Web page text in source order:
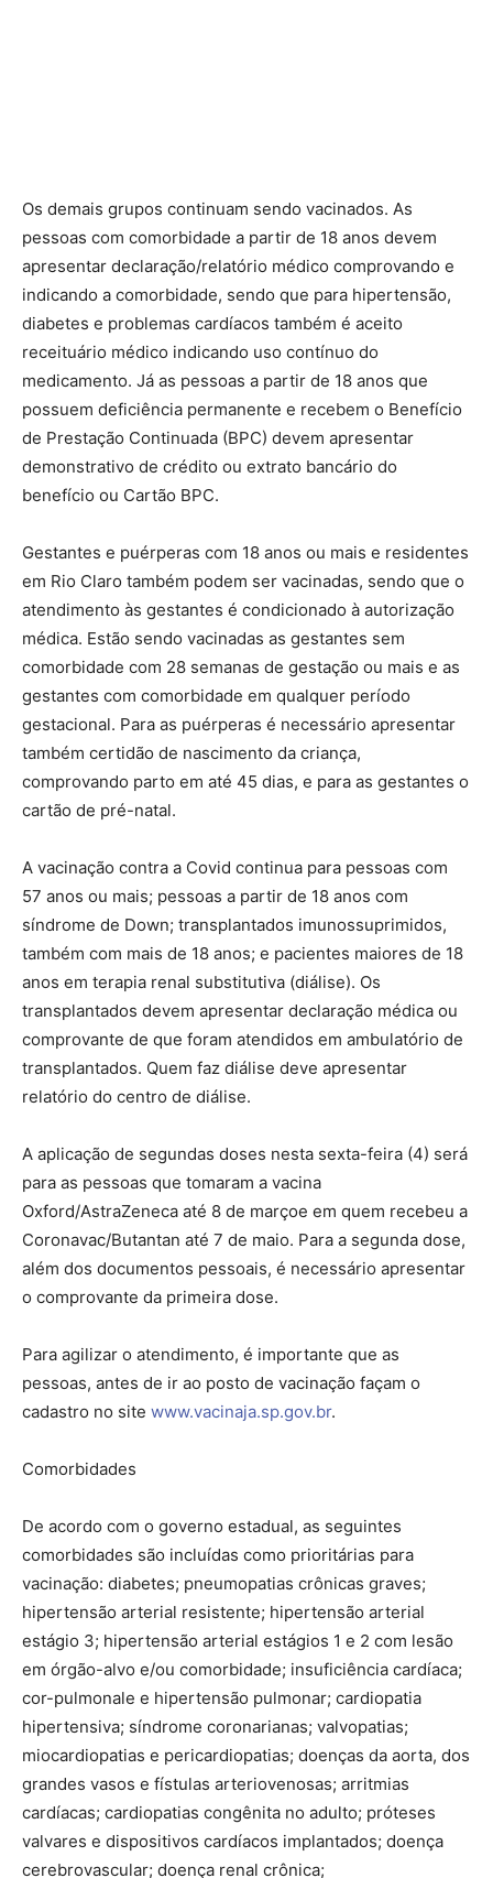
Os demais grupos continuam sendo vacinados. As
pessoas com comorbidade a partir de 18 anos devem
apresentar declaração/relatório médico comprovando e
indicando a comorbidade, sendo que para hipertensão,
diabetes e problemas cardíacos também é aceito
receituário médico indicando uso contínuo do
medicamento. Já as pessoas a partir de 18 anos que
possuem deficiência permanente e recebem o Benefício
de Prestação Continuada (BPC) devem apresentar
demonstrativo de crédito ou extrato bancário do
benefício ou Cartão BPC.
Gestantes e puérperas com 18 anos ou mais e residentes
em Rio Claro também podem ser vacinadas, sendo que o
atendimento às gestantes é condicionado à autorização
médica. Estão sendo vacinadas as gestantes sem
comorbidade com 28 semanas de gestação ou mais e as
gestantes com comorbidade em qualquer período
gestacional. Para as puérperas é necessário apresentar
também certidão de nascimento da criança,
comprovando parto em até 45 dias, e para as gestantes o
cartão de pré-natal.
A vacinação contra a Covid continua para pessoas com
57 anos ou mais; pessoas a partir de 18 anos com
síndrome de Down; transplantados imunossuprimidos,
também com mais de 18 anos; e pacientes maiores de 18
anos em terapia renal substitutiva (diálise). Os
transplantados devem apresentar declaração médica ou
comprovante de que foram atendidos em ambulatório de
transplantados. Quem faz diálise deve apresentar
relatório do centro de diálise.
A aplicação de segundas doses nesta sexta-feira (4) será
para as pessoas que tomaram a vacina
Oxford/AstraZeneca até 8 de marçoe em quem recebeu a
Coronavac/Butantan até 7 de maio. Para a segunda dose,
além dos documentos pessoais, é necessário apresentar
o comprovante da primeira dose.
Para agilizar o atendimento, é importante que as
pessoas, antes de ir ao posto de vacinação façam o
cadastro no site www.vacinaja.sp.gov.br.
Comorbidades
De acordo com o governo estadual, as seguintes
comorbidades são incluídas como prioritárias para
vacinação: diabetes; pneumopatias crônicas graves;
hipertensão arterial resistente; hipertensão arterial
estágio 3; hipertensão arterial estágios 1 e 2 com lesão
em órgão-alvo e/ou comorbidade; insuficiência cardíaca;
cor-pulmonale e hipertensão pulmonar; cardiopatia
hipertensiva; síndrome coronarianas; valvopatias;
miocardiopatias e pericardiopatias; doenças da aorta, dos
grandes vasos e fístulas arteriovenosas; arritmias
cardíacas; cardiopatias congênita no adulto; próteses
valvares e dispositivos cardíacos implantados; doença
cerebrovascular; doença renal crônica;